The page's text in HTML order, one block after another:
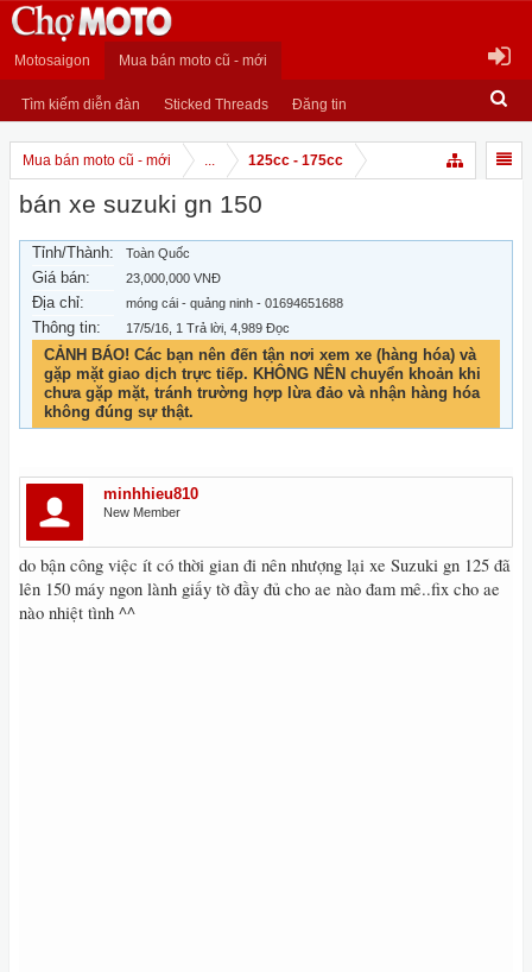
Motosaigon Mua bán moto cũ - mới
Tìm kiếm diễn đàn Sticked Threads Đăng tin
Mua bán moto cũ - mới ... 125cc - 175cc
bán xe suzuki gn 150
Tỉnh/Thành: Toàn Quốc
Giá bán: 23,000,000 VNĐ
Địa chỉ: móng cái - quảng ninh - 01694651688
Thông tin: 17/5/16 , 1 Trả lời, 4,989 Đọc
CẢNH BÁO! Các bạn nên đến tận nơi xem xe (hàng hóa) và
gặp mặt giao dịch trực tiếp. KHÔNG NÊN chuyển khoản khi
chưa gặp mặt, tránh trường hợp lừa đảo và nhận hàng hóa
không đúng sự thật.
minhhieu810
New Member
do bận công việc ít có thời gian đi nên nhượng lại xe Suzuki gn 125 đã
lên 150 máy ngon lành giấy tờ đầy đủ cho ae nào đam mê..fix cho ae
nào nhiệt tình ^^